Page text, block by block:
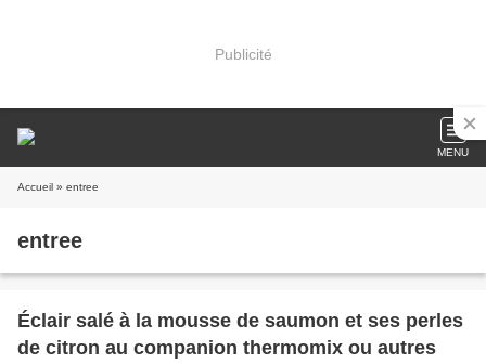
Publicité
MENU
Accueil » entree
entree
Éclair salé à la mousse de saumon et ses perles
de citron au companion thermomix ou autres